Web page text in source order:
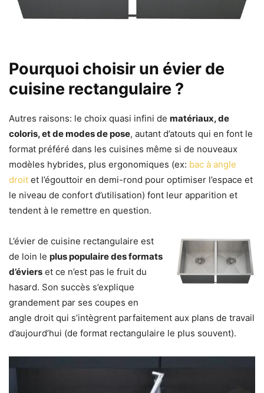
Pourquoi choisir un évier de
cuisine rectangulaire ?
Autres raisons: le choix quasi infini de matériaux, de
coloris, et de modes de pose, autant d’atouts qui en font le
format préféré dans les cuisines même si de nouveaux
modèles hybrides, plus ergonomiques (ex: bac à angle
droit et l’égouttoir en demi-rond pour optimiser l’espace et
le niveau de confort d’utilisation) font leur apparition et
tendent à le remettre en question.
L’évier de cuisine rectangulaire est
de loin le plus populaire des formats
d’éviers et ce n’est pas le fruit du
hasard. Son succès s’explique
grandement par ses coupes en
angle droit qui s’intègrent parfaitement aux plans de travail
d’aujourd’hui (de format rectangulaire le plus souvent).